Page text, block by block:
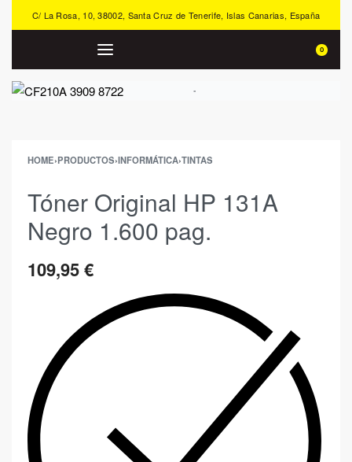
C/ La Rosa, 10, 38002, Santa Cruz de Tenerife, Islas Canarias, España
0
HOME›PRODUCTOS›INFORMÁTICA›TINTAS
Tóner Original HP 131A
Negro 1.600 pag.
109,95€